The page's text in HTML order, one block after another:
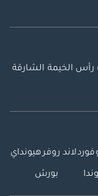
رأس الخيمة الشارقة
فوردلاند روفرهيونداي
بورش